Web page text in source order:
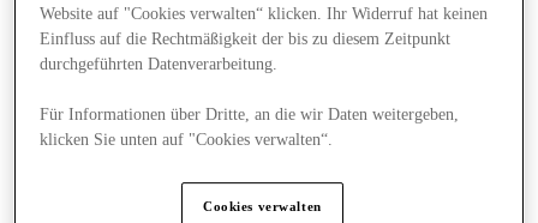
Website auf "Cookies verwalten“ klicken. Ihr Widerruf hat keinen
Einfluss auf die Rechtmäßigkeit der bis zu diesem Zeitpunkt
durchgeführten Datenverarbeitung.
Für Informationen über Dritte, an die wir Daten weitergeben,
klicken Sie unten auf "Cookies verwalten“.
Cookies verwalten